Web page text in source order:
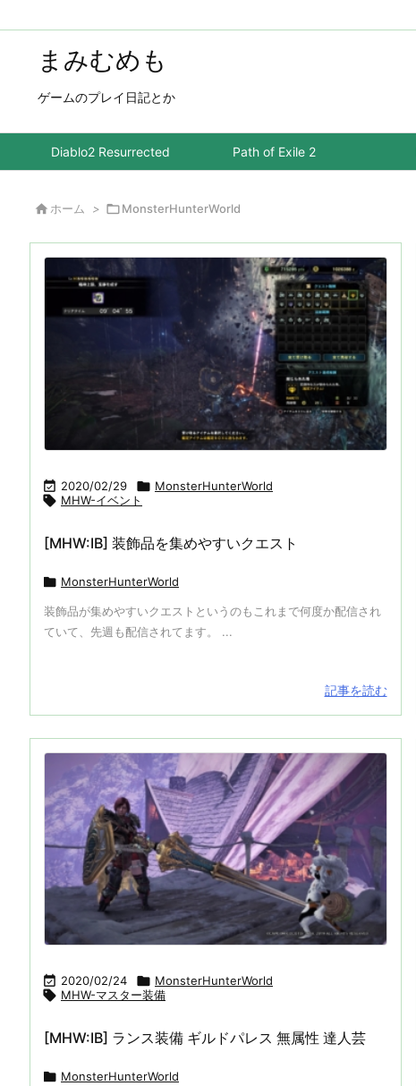
まみむめも
ゲームのプレイ日記とか
Diablo2 Resurrected Path of Exile 2
 ホーム > MonsterHunterWorld
 2020/02/29  MonsterHunterWorld
 MHW-イベント
[MHW:IB] 装飾品を集めやすいクエスト
 MonsterHunterWorld
装飾品が集めやすいクエストというのもこれまで何度か配信され
ていて、先週も配信されてます。 ...
記事を読む
 2020/02/24  MonsterHunterWorld
 MHW-マスター装備
[MHW:IB] ランス装備 ギルドパレス 無属性 達人芸
 MonsterHunterWorld